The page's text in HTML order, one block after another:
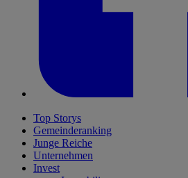
Top Storys
Gemeinderanking
Junge Reiche
Unternehmen
Invest